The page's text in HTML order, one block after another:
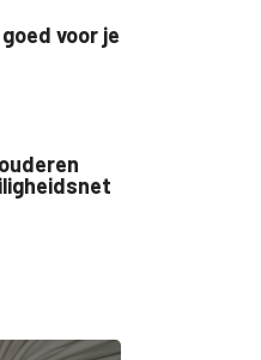
voor je